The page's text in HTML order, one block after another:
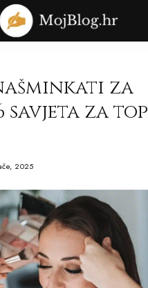
za
savjeta za top
2025